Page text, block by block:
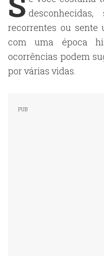
recorrentes ou sente
com uma época
ocorrências podem
por várias vidas.